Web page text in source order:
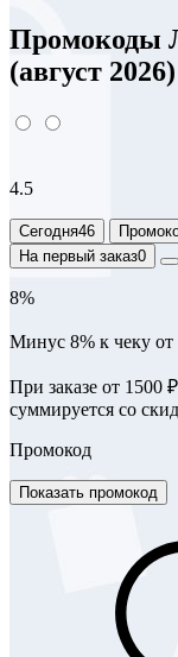
Промокоды
(август 2026)
4.5
Сегодня46
На первый заказ0
8%
Минус 8% к чеку от
При заказе от 1500
суммируется со
Промокод
Показать промокод